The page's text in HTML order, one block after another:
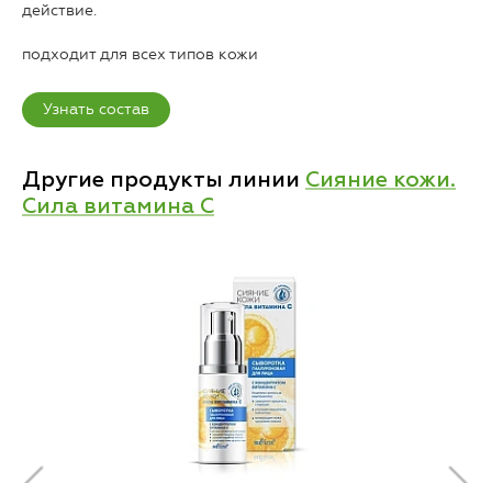
действие.
подходит для всех типов кожи
Узнать состав
Другие продукты линии Сияние кожи.
Сила витамина C